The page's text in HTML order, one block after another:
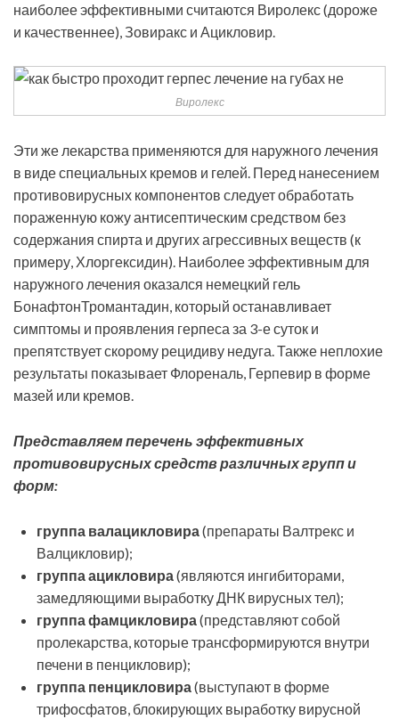
наиболее эффективными считаются Виролекс (дороже
и качественнее), Зовиракс и Ацикловир.
Виролекс
Эти же лекарства применяются для наружного лечения
в виде специальных кремов и гелей. Перед нанесением
противовирусных компонентов следует обработать
пораженную кожу антисептическим средством без
содержания спирта и других агрессивных веществ (к
примеру, Хлоргексидин). Наиболее эффективным для
наружного лечения оказался немецкий гель
БонафтонТромантадин, который останавливает
симптомы и проявления герпеса за 3-е суток и
препятствует скорому рецидиву недуга. Также неплохие
результаты показывает Флореналь, Герпевир в форме
мазей или кремов.
Представляем перечень эффективных
противовирусных средств различных групп и
форм:
группа валацикловира(препараты Валтрекс и
Валцикловир);
группа ацикловира(являются ингибиторами,
замедляющими выработку ДНК вирусных тел);
группа фамцикловира(представляют собой
пролекарства, которые трансформируются внутри
печени в пенцикловир);
группа пенцикловира(выступают в форме
трифосфатов, блокирующих выработку вирусной